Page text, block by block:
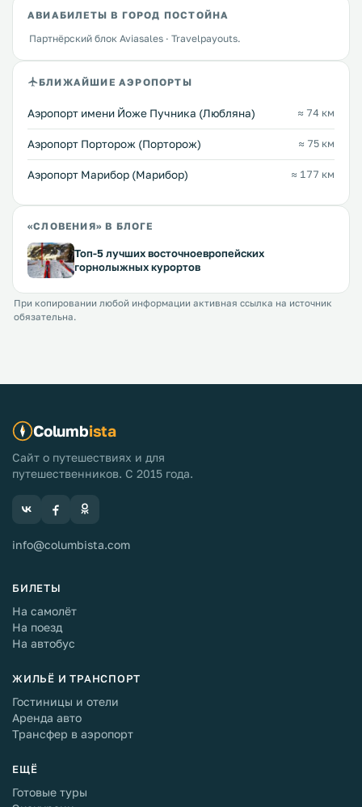
АВИАБИЛЕТЫ В ГОРОД ПОСТОЙНА
Партнёрский блок Aviasales · Travelpayouts.
БЛИЖАЙШИЕ АЭРОПОРТЫ
Аэропорт имени Йоже Пучника (Любляна) ≈ 74 км
Аэропорт Порторож (Порторож) ≈ 75 км
Аэропорт Марибор (Марибор) ≈ 177 км
«СЛОВЕНИЯ» В БЛОГЕ
Топ-5 лучших восточноевропейских
горнолыжных курортов
При копировании любой информации активная ссылка на источник
обязательна.
Columbista
Сайт о путешествиях и для
путешественников. С 2015 года.
info@columbista.com
БИЛЕТЫ
На самолёт
На поезд
На автобус
ЖИЛЬЁ И ТРАНСПОРТ
Гостиницы и отели
Аренда авто
Трансфер в аэропорт
ЕЩЁ
Готовые туры